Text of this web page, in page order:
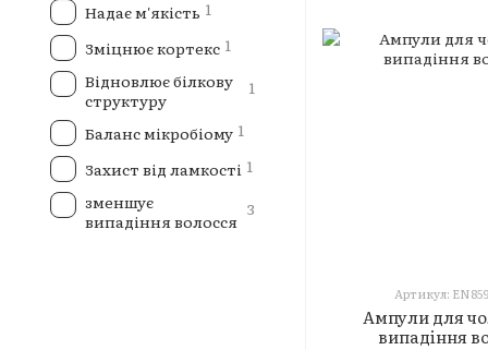
Артикул: EN859
Ампули для
випадіння
Надає м'якість 1
Зміцнює кортекс 1
Відновлює білкову
структуру
1
Баланс мікробіому 1
Захист від ламкості 1
зменшує
випадіння волосся
3